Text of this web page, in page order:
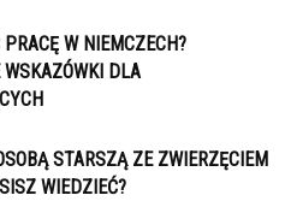
W NIEMCZECH?
DLA
STARSZĄ ZE ZWIERZĘCIEM
WIEDZIEĆ?